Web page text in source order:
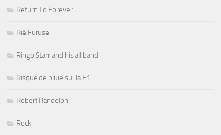
Return To Forever
Rié Furuse
Ringo Starr and his all band
Risque de pluie sur la F1
Robert Randolph
Rock